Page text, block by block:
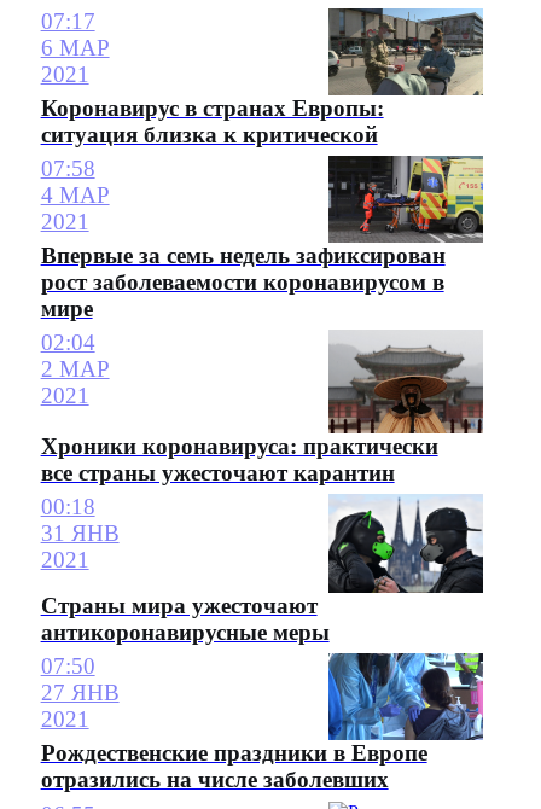
07:17
6 МАР
2021
Коронавирус в странах Европы:
ситуация близка к критической
07:58
4 МАР
2021
Впервые за семь недель зафиксирован
рост заболеваемости коронавирусом в
мире
02:04
2 МАР
2021
Хроники коронавируса: практически
все страны ужесточают карантин
00:18
31 ЯНВ
2021
Страны мира ужесточают
антикоронавирусные меры
07:50
27 ЯНВ
2021
Рождественские праздники в Европе
отразились на числе заболевших